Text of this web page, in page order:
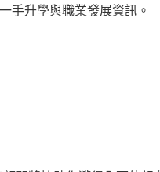
手升學與職業發展資訊。